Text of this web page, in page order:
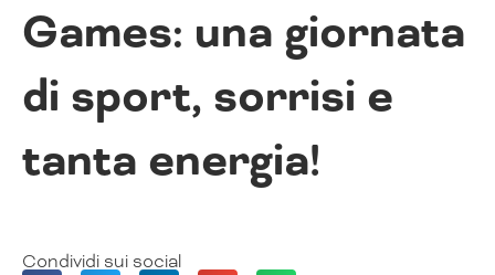
Games: una giornata
di sport, sorrisi e
tanta energia!
Condividi sui social